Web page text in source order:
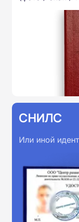
СНИЛС
Или иной